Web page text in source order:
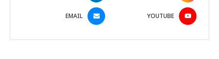
YOUTUBE
EMAIL